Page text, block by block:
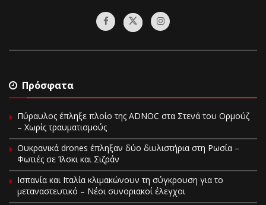
Πρόσφατα
Πύραυλος έπληξε πλοίο της ADNOC στα Στενά του Ορμούζ
– Χωρίς τραυματισμούς
Ουκρανικά drones έπληξαν δύο διυλιστήρια στη Ρωσία –
Φωτιές σε Ίλσκι και Σιζράν
Ισπανία και Ιταλία κλιμακώνουν τη σύγκρουση για το
μεταναστευτικό – Νέοι συνοριακοί έλεγχοι